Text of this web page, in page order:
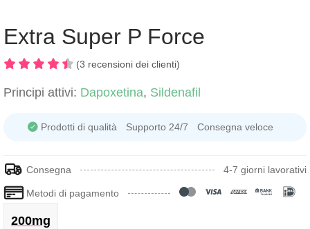
Extra Super P Force
(3 recensioni dei clienti)
Principi attivi: Dapoxetina, Sildenafil
Prodotti di qualità Supporto 24/7 Consegna veloce
Consegna 4-7 giorni lavorativi
Metodi di pagamento
200mg